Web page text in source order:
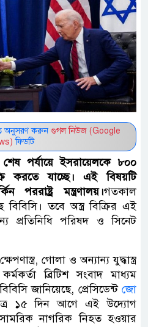
অনুসরণ করুন গুগল নিউজ (Google
ফিডটি
শেষ পর্যায়ে ইসরায়েলকে ৮০০
করতে যাচ্ছে। এই বিষয়টি
পররাষ্ট্র মন্ত্রণালয়।গতকাল
তবে অস্ত্র বিক্রির এই
প্রতিনিধি পরিষদ ও সিনেট
গোলা ও অন্যান্য যুদ্ধাস্ত্র
ব্রিটিশ সংবাদ মাধ্যম
জানিয়েছে, প্রেসিডেন্ট জো
১৫ দিন আগে এই উদ্যোগ
নাগরিক নিহত হওয়ার